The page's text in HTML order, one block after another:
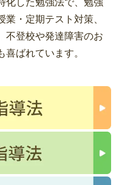
化した勉強法で、勉強
・定期テスト対策、
不登校や発達障害のお
ばれています。